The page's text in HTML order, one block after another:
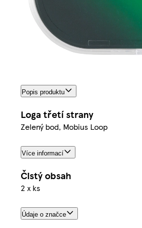
Popis produktu
Loga třetí strany
Zelený bod, Mobius Loop
Více informací
Čistý obsah
2 x ks
Údaje o značce